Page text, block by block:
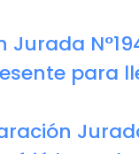
Jurada
la